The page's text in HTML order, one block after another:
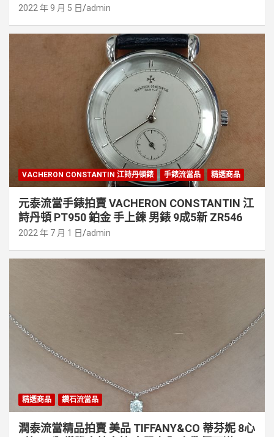
2022 年 9 月 5 日 admin
VACHERON CONSTANTIN 江詩丹頓錶 手錶流當品 精選商品
元泰流當手錶拍賣 VACHERON CONSTANTIN 江
詩丹頓 PT950 鉑金 手上鍊 男錶 9成5新 ZR546
2022 年 7 月 1 日 admin
精選商品 鑽石流當品
潤泰流當精品拍賣 美品 TIFFANY&CO 蒂芬妮 8心